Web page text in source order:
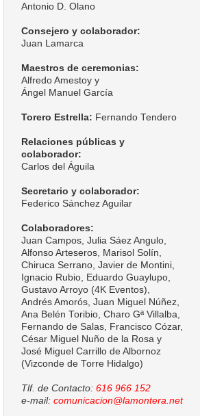
Antonio D. Olano
Consejero y colaborador:
Juan Lamarca
Maestros de ceremonias:
Alfredo Amestoy y
Ángel Manuel García
Torero Estrella: Fernando Tendero
Relaciones públicas y
colaborador:
Carlos del Águila
Secretario y colaborador:
Federico Sánchez Aguilar
Colaboradores:
Juan Campos, Julia Sáez Angulo,
Alfonso Arteseros, Marisol Solín,
Chiruca Serrano, Javier de Montini,
Ignacio Rubio, Eduardo Guaylupo,
Gustavo Arroyo (4K Eventos),
Andrés Amorós, Juan Miguel Núñez,
Ana Belén Toribio, Charo Gª Villalba,
Fernando de Salas, Francisco Cózar,
César Miguel Nuño de la Rosa y
José Miguel Carrillo de Albornoz
(Vizconde de Torre Hidalgo)
Tlf. de Contacto: 616 966 152
e-mail: comunicacion@lamontera.net